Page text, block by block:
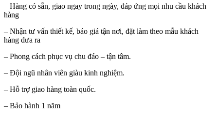
– Hàng có sẵn, giao ngay trong ngày, đáp ứng mọi nhu cầu khách
hàng
– Nhận tư vấn thiết kế, báo giá tận nơi, đặt làm theo mẫu khách
hàng đưa ra
– Phong cách phục vụ chu đáo – tận tâm.
– Đội ngũ nhân viên giàu kinh nghiệm.
– Hỗ trợ giao hàng toàn quốc.
– Bảo hành 1 năm